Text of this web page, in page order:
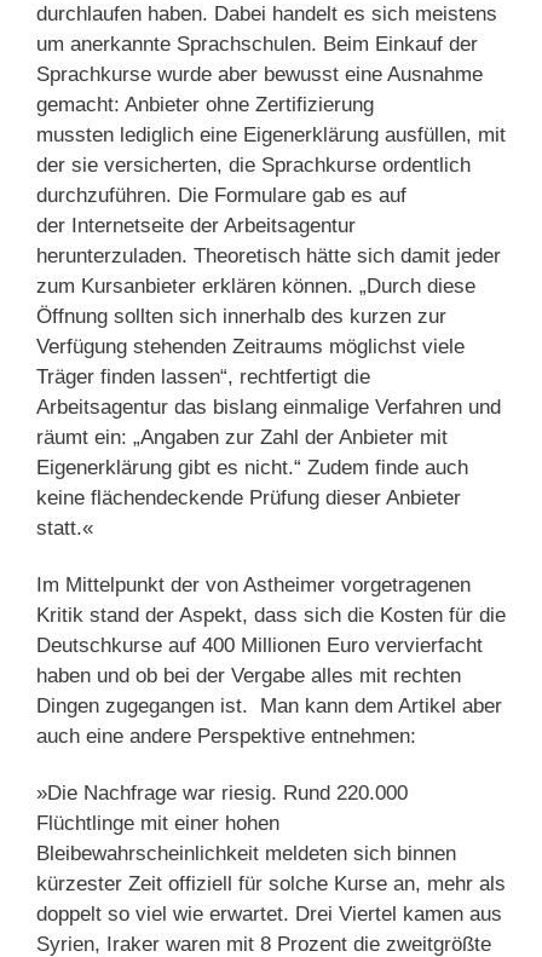
durchlaufen haben. Dabei handelt es sich meistens
um anerkannte Sprachschulen. Beim Einkauf der
Sprachkurse wurde aber bewusst eine Ausnahme
gemacht: Anbieter ohne Zertifizierung
mussten lediglich eine Eigenerklärung ausfüllen, mit
der sie versicherten, die Sprachkurse ordentlich
durchzuführen. Die Formulare gab es auf
der Internetseite der Arbeitsagentur
herunterzuladen. Theoretisch hätte sich damit jeder
zum Kursanbieter erklären können. „Durch diese
Öffnung sollten sich innerhalb des kurzen zur
Verfügung stehenden Zeitraums möglichst viele
Träger finden lassen“, rechtfertigt die
Arbeitsagentur das bislang einmalige Verfahren und
räumt ein: „Angaben zur Zahl der Anbieter mit
Eigenerklärung gibt es nicht.“ Zudem finde auch
keine flächendeckende Prüfung dieser Anbieter
statt.«
Im Mittelpunkt der von Astheimer vorgetragenen
Kritik stand der Aspekt, dass sich die Kosten für die
Deutschkurse auf 400 Millionen Euro vervierfacht
haben und ob bei der Vergabe alles mit rechten
Dingen zugegangen ist. Man kann dem Artikel aber
auch eine andere Perspektive entnehmen:
»Die Nachfrage war riesig. Rund 220.000
Flüchtlinge mit einer hohen
Bleibewahrscheinlichkeit meldeten sich binnen
kürzester Zeit offiziell für solche Kurse an, mehr als
doppelt so viel wie erwartet. Drei Viertel kamen aus
Syrien, Iraker waren mit 8 Prozent die zweitgrößte